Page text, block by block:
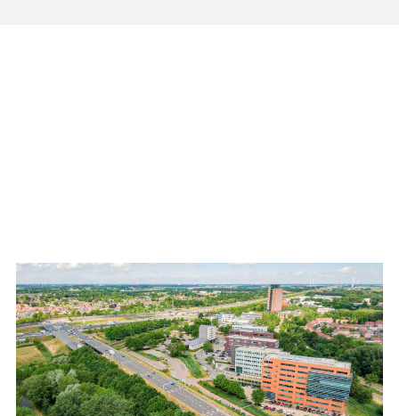
Werkwijze
Hetgeen u van ons ontvangt is een rapport dat voldoet aan de
vereisten van NRVT en RICS. Het rapport wordt ondertekend door 2
taxateurs en in PDF-formaat aangeleverd.
En wilt u inzicht in de potentie en/of waarde van uw vastgoed of heeft